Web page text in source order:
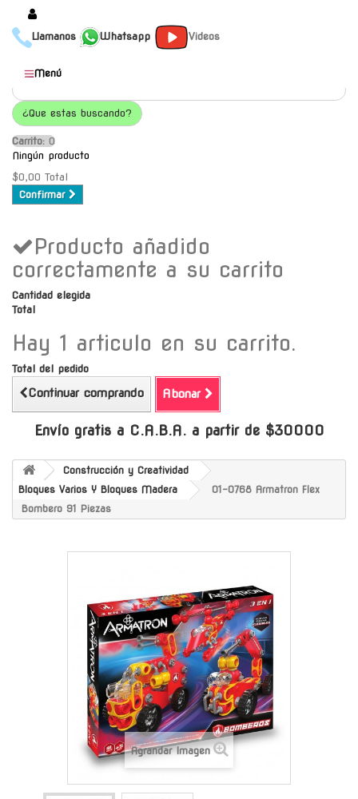
Llamanos Whatsapp Videos
Productos
Populares
Categorías
Marcas
Mayoristas
Contacto
Envío gratis a C.A.B.A. a
partir de $30000
Menú
¿Que estas buscando?
Carrito: O
Ningún producto
$0,00 Total
Confirmar
Producto añadido
correctamente a su carrito
Cantidad elegida
Total
Hay 1 articulo en su carrito.
Total del pedido
Continuar comprando Abonar
Envío gratis a C.A.B.A. a partir de $30000
Construcción y Creatividad
Bloques Varios Y Bloques Madera
01-0768 Armatron Flex
Bombero 91 Piezas
Agrandar Imagen